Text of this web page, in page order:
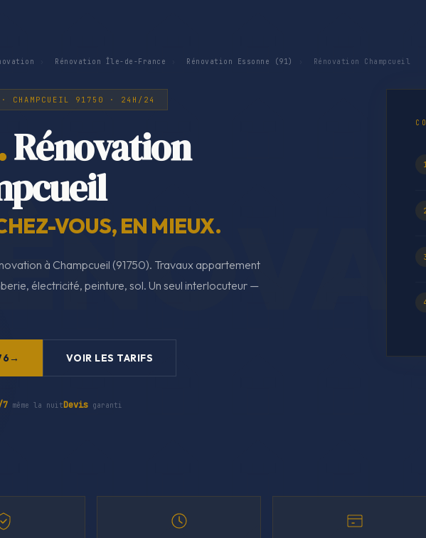
Rénovation Île-de-France Rénovation Essonne (91) Rénovation Champcueil
· CHAMPCUEIL 91750 · 24H/24
Rénovation
VOUS, EN MIEUX.
à Champcueil (91750). Travaux appartement
électricité, peinture, sol. Un seul interlocuteur —
VOIR LES TARIFS
7 même la nuitDevis garanti